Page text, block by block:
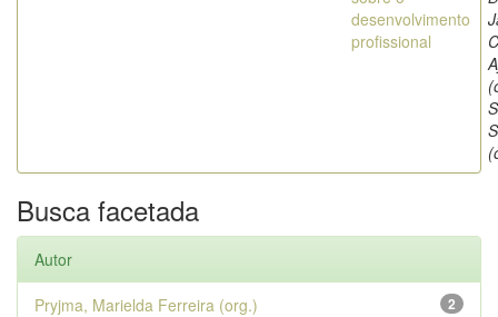
desenvolvimento
profissional
Busca facetada
Autor
2
Pryjma, Marielda Ferreira (org.)